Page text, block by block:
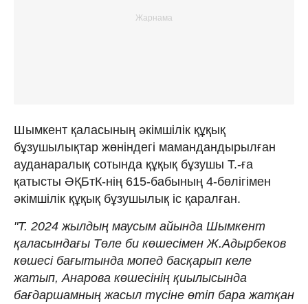
Шымкент қаласының әкімшілік құқық
бұзушылықтар жөніндегі мамандандырылған
ауданаралық сотында құқық бұзушы Т.-ға
қатысты ӘҚБтК-нің 615-бабының 4-бөлігімен
әкімшілік құқық бұзушылық іс қаралған.
"Т. 2024 жылдың маусым айында Шымкент
қаласындағы Төле би көшесімен Ж.Адырбеков
көшесі бағытында мопед басқарып келе
жатып, Анарова көшесінің қиылысында
бағдаршамның жасыл түсіне өтіп бара жатқан